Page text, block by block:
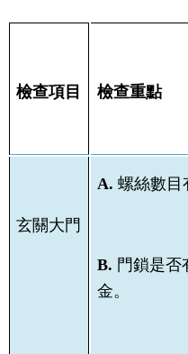
檢查項目 檢查重點
玄關大門
A. 螺絲數目
B. 門鎖是否
金。